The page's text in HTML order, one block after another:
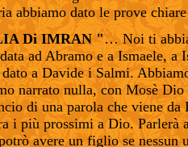
abbiamo dato le prove
Di IMRAN "… Noi ti
ad Abramo e a Ismaele,
a Davide i Salmi.
narrato nulla, con Mosè
di una parola che viene
i più prossimi a Dio.
avere un figlio se nessun